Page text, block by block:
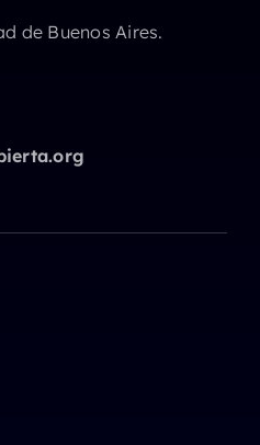
de Buenos Aires.